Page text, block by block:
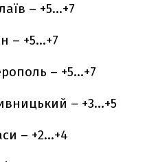
– +5…+7
– +5…+7
– +5…+7
– +3…+5
– +2…+4